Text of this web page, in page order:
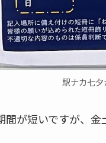
駅ナカ七
間が短いですが、金